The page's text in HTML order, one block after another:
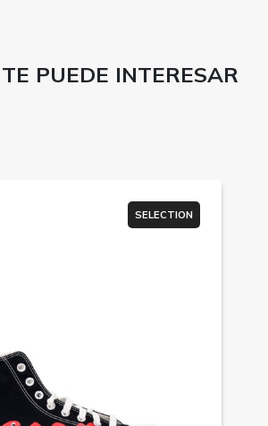
PUEDE INTERESAR
SELECTION